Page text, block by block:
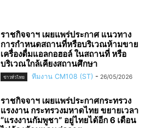
ราชกิจจาฯ เผยแพร่ประกาศ แนวทาง
การกำหนดสถานที่หรือบริเวณห้ามขาย
เครื่องดื่มแอลกอฮอล์ ในสถานที่ หรือ
บริเวณใกล้เคียงสถานศึกษา
ข่าวทั่วไทย ทีมงาน CM108 (ST) - 26/05/2026
ราชกิจจาฯ เผยแพร่ประกาศกระทรวง
แรงงาน กระทรวงมหาดไทย ขยายเวลา
“แรงงานกัมพูชา” อยู่ไทยได้อีก 6 เดือน